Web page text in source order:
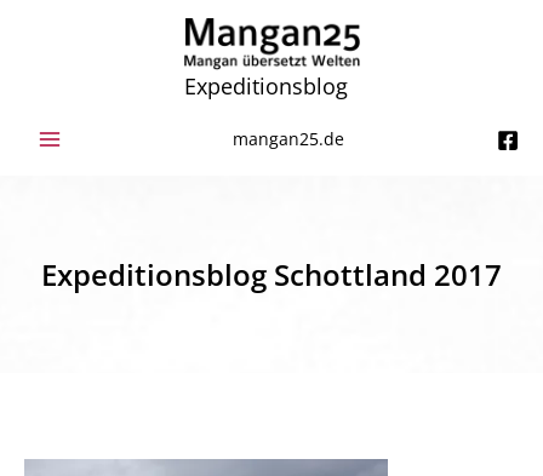
Expeditionsblog
mangan25.de
Expeditionsblog Schottland 2017